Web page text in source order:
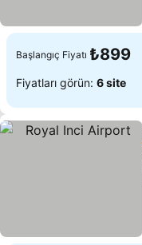
Başlangıç Fiyatı ₺899
Fiyatları görün: 6 site